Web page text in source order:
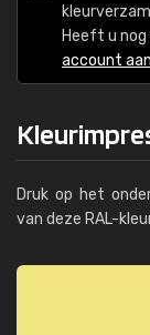
Heeft u
account
Druk op het
van deze RAL-